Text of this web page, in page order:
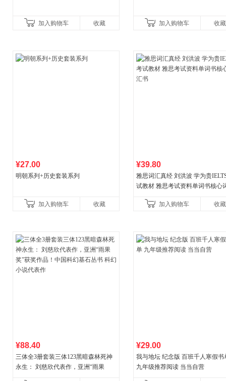
加入购物车 收藏 加入购物车 收藏
¥27.00
明朝系列+历史套装系列
加入购物车 收藏
¥39.80
雅思词汇真经 刘洪波 学为贵
试教材 雅思考试资料单词书核心
加入购物车
收藏
¥88.40
三体全3册套装三体123黑暗森林死神
永生： 刘慈欣代表作，亚洲“雨果
¥29.00
我与地坛 纪念版 百班千人寒假书
九年级推荐阅读 当当自营